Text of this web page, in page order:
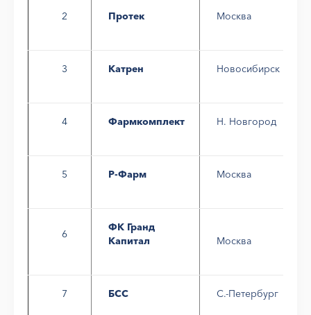
2 Протек Москва
3 Катрен Новосибирск
4 Фармкомплект Н. Новгород
5 Р-Фарм Москва
6
ФК Гранд
Капитал
Москва
7 БСС С.-Петербург